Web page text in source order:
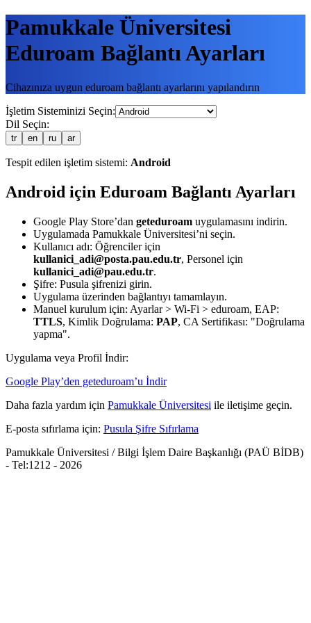
Pamukkale Üniversitesi
Eduroam Bağlantı Ayarları
Cihazınıza uygun eduroam bağlantı ayarlarını yapılandırın
İşletim Sisteminizi Seçin:
Dil Seçin:
tr en ru ar
Tespit edilen işletim sistemi: Android
Android için Eduroam Bağlantı Ayarları
Google Play Store’dan geteduroam uygulamasını indirin.
Uygulamada Pamukkale Üniversitesi’ni seçin.
Kullanıcı adı: Öğrenciler için
kullanici_adi@posta.pau.edu.tr, Personel için
kullanici_adi@pau.edu.tr.
Şifre: Pusula şifrenizi girin.
Uygulama üzerinden bağlantıyı tamamlayın.
Manuel kurulum için: Ayarlar > Wi-Fi > eduroam, EAP:
TTLS, Kimlik Doğrulama: PAP, CA Sertifikası: "Doğrulama
yapma".
Uygulama veya Profil İndir:
Google Play’den geteduroam’u İndir
Daha fazla yardım için Pamukkale Üniversitesi ile iletişime geçin.
E-posta sıfırlama için: Pusula Şifre Sıfırlama
Pamukkale Üniversitesi / Bilgi İşlem Daire Başkanlığı (PAÜ BİDB)
- Tel:1212 - 2026